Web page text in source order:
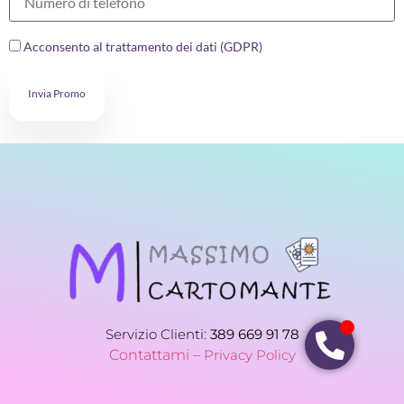
Acconsento al trattamento dei dati (GDPR)
Invia Promo
Servizio Clienti: 389 669 91 78
Contattami – Privacy Policy